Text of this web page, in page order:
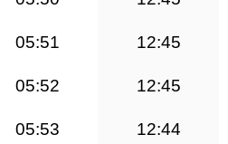
05:51 12:45
05:52 12:45
05:53 12:44